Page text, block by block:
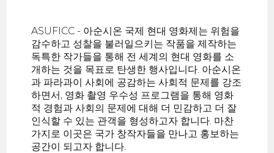
ASUFICC - 아순시온 국제 현대 영화제는 위험을
감수하고 성찰을 불러일으키는 작품을 제작하는
독특한 작가들을 통해 전 세계의 현대 영화를 소
개하는 것을 목표로 탄생한 행사입니다. 아순시온
과 파라과이 사회에 공감하는 사회적 문제를 강조
하면서, 영화 촬영 우수성 프로그램을 통해 영화
적 경험과 사회의 문제에 대해 더 민감하고 더 잘
인식할 수 있는 관객을 형성하고자 합니다. 마찬
가지로 이곳은 국가 창작자들을 만나고 홍보하는
공간이 되고자 합니다.